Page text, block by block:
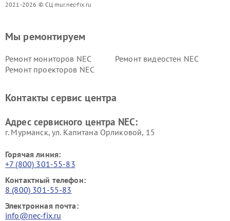
2021-2026 © СЦ mur.nec-fix.ru
Мы ремонтируем
Ремонт мониторов NEC
Ремонт видеостен NEC
Ремонт проекторов NEC
Контакты сервис центра
Адрес сервисного центра NEC:
г. Мурманск, ул. Капитана Орликовой, 15
Горячая линия:
+7 (800) 301-55-83
Контактный телефон:
8 (800) 301-55-83
Электронная почта:
info@nec-fix.ru